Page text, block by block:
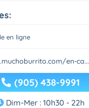
en ligne
en-ca...
(905) 438-9991
Dim-Mer : 10h30 - 22h